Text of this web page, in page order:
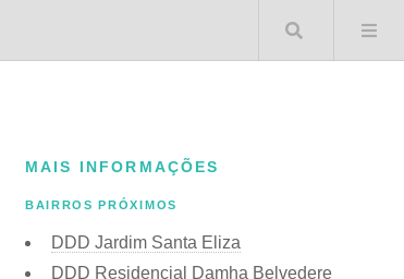
Buscar
MAIS INFORMAÇÕES
BAIRROS PRÓXIMOS
DDD Jardim Santa Eliza
DDD Residencial Damha Belvedere